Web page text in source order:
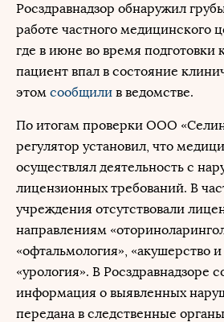
Росздравнадзор обнаружил
работе частного медицинского
где в июне во время подготовки
пациент впал в состояние
этом сообщили в ведомстве.
По итогам проверки ООО
регулятор установил, что
осуществлял деятельность с
лицензионных требований. В
учреждения отсутствовали
направлениям
«офтальмология», «акушерство
«урология». В Росздравнадзоре
информация о выявленных
передана в следственные